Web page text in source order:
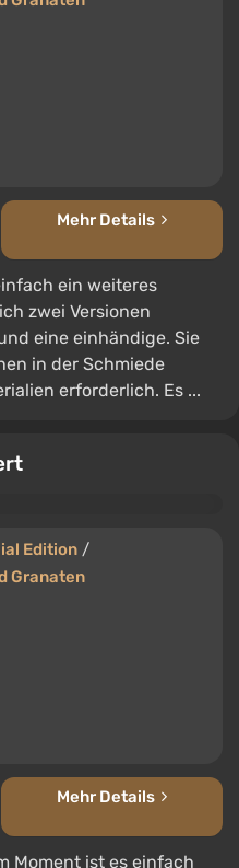
Mehr Details
ein weiteres
zwei Versionen
eine einhändige. Sie
in der Schmiede
erforderlich. Es ...
Edition /
Granaten
Mehr Details
Moment ist es einfach